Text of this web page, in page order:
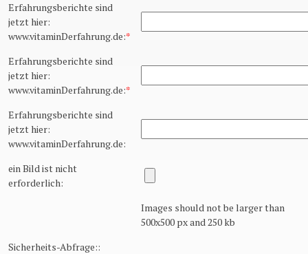
Erfahrungsberichte sind
jetzt hier:
www.vitaminDerfahrung.de:*
Erfahrungsberichte sind
jetzt hier:
www.vitaminDerfahrung.de:*
Erfahrungsberichte sind
jetzt hier:
www.vitaminDerfahrung.de:
ein Bild ist nicht
erforderlich:
Images should not be larger than
500x500 px and 250 kb
Sicherheits-Abfrage::